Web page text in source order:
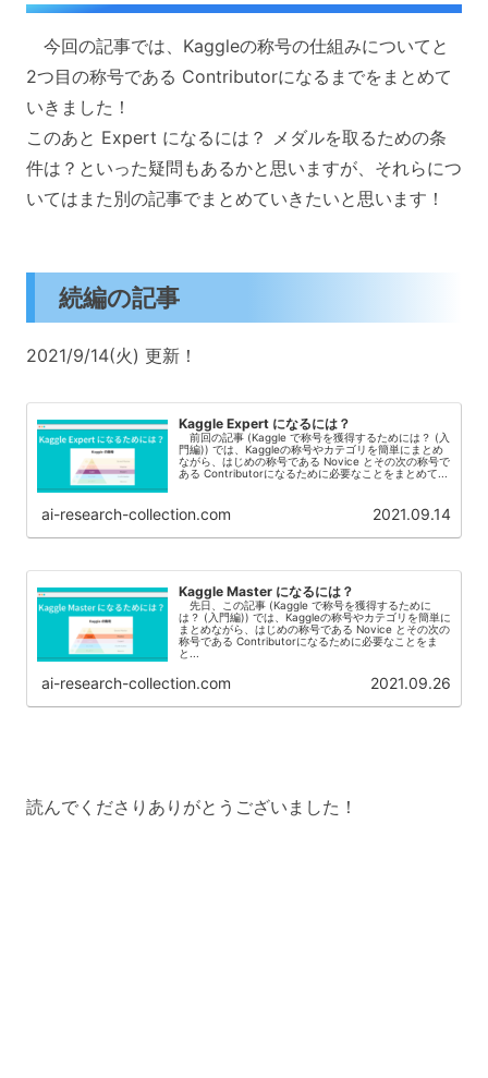
今回の記事では、Kaggleの称号の仕組みについてと
2つ目の称号である Contributorになるまでをまとめて
いきました！
このあと Expert になるには？ メダルを取るための条
件は？といった疑問もあるかと思いますが、それらにつ
いてはまた別の記事でまとめていきたいと思います！
続編の記事
2021/9/14(火) 更新！
Kaggle Expert になるには？
前回の記事 (Kaggle で称号を獲得するためには？ (入
門編)) では、Kaggleの称号やカテゴリを簡単にまとめ
ながら、はじめの称号である Novice とその次の称号で
ある Contributorになるために必要なことをまとめて...
ai-research-collection.com 2021.09.14
Kaggle Master になるには？
先日、この記事 (Kaggle で称号を獲得するために
は？ (入門編)) では、Kaggleの称号やカテゴリを簡単に
まとめながら、はじめの称号である Novice とその次の
称号である Contributorになるために必要なことをま
と...
ai-research-collection.com 2021.09.26
読んでくださりありがとうございました！